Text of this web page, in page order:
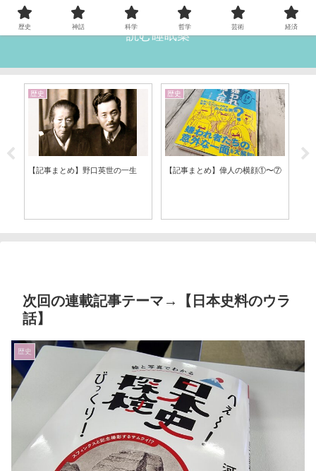
読む睡眠薬
歴史
【記事まとめ】野口英世の一生
歴史
【記事まとめ】偉人の横顔①〜⑦
次回の連載記事テーマ→【日本史料のウラ
話】
歴史
歴史 神話 科学 哲学 芸術 経済